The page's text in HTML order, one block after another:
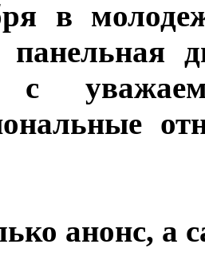
в
панельная
с
анонс, а